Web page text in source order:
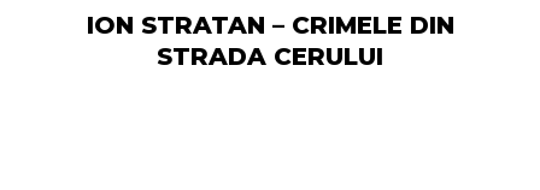
ION STRATAN – CRIMELE DIN
STRADA CERULUI